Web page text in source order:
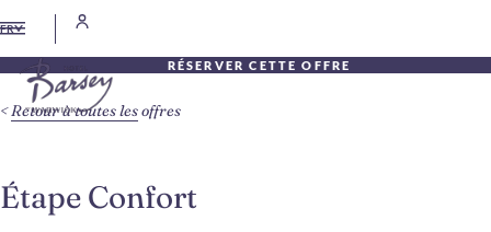
FR
RÉSERVER CETTE OFFRE
Étape Confort
Retour à toutes les offres